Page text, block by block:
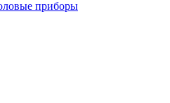
приборы